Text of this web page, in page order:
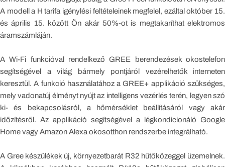
A modell a H tarifa igénylési feltételeinek megfelel, ezáltal október 15.
és április 15. között Ön akár 50%-ot is megtakaríthat elektromos
áramszámláján.
A Wi-Fi funkcióval rendelkező GREE berendezések okostelefon
segítségével a világ bármely pontjáról vezérelhetők interneten
keresztül. A funkció használatához a GREE+ applikáció szükséges,
mely vadonatúj élményt nyújt az intelligens vezérlés terén, legyen szó
ki- és bekapcsolásról, a hőmérséklet beállításáról vagy akár
időzítésről. Az applikáció segítségével a légkondicionáló Google
Home vagy Amazon Alexa okosotthon rendszerbe integrálható.
A Gree készülékek új, környezetbarát R32 hűtőközeggel üzemelnek.